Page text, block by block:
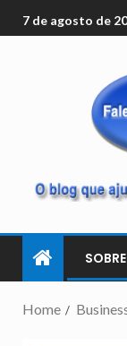
7 de agosto de
SOBRE
Home